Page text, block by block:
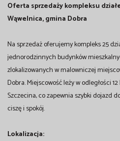
Oferta sprzedaży kompleksu
Wąwelnica, gmina Dobra
Na sprzedaż oferujemy kompleks 25
jednorodzinnych budynków
zlokalizowanych w malowniczej
Dobra. Miejscowość leży w odległości
Szczecina, co zapewnia szybki dojazd
ciszę i spokój.
Lokalizacja: